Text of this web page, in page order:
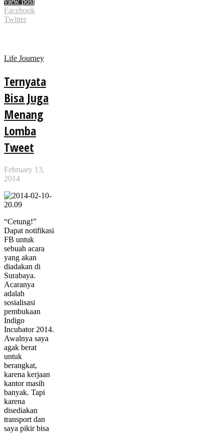
Facebook
Twitter
Life Journey
Ternyata
Bisa Juga
Menang
Lomba
Tweet
February 13,
2014
“Cetung!”
Dapat notifikasi
FB untuk
sebuah acara
yang akan
diadakan di
Surabaya.
Acaranya
adalah
sosialisasi
pembukaan
Indigo
Incubator 2014.
Awalnya saya
agak berat
untuk
berangkat,
karena kerjaan
kantor masih
banyak. Tapi
karena
disediakan
transport dan
saya pikir bisa